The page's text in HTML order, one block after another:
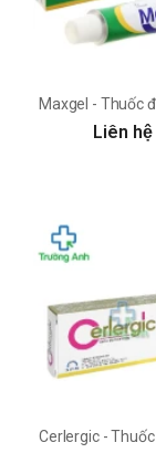
Maxgel - Thuốc
Liên hệ
Cerlergic -